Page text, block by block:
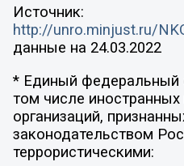
Источник:
http://unro.minjust.ru/
данные на 24.03.2022
* Единый федеральный
том числе
организаций,
законодательством
террористическими: